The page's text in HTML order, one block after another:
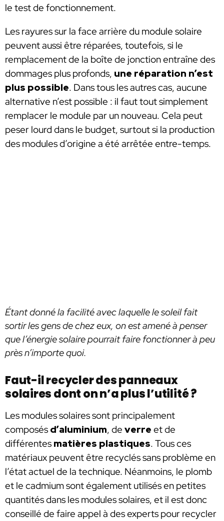
le test de fonctionnement.
Les rayures sur la face arrière du module solaire
peuvent aussi être réparées, toutefois, si le
remplacement de la boîte de jonction entraîne des
dommages plus profonds, une réparation n’est
plus possible. Dans tous les autres cas, aucune
alternative n’est possible : il faut tout simplement
remplacer le module par un nouveau. Cela peut
peser lourd dans le budget, surtout si la production
des modules d’origine a été arrêtée entre-temps.
Étant donné la facilité avec laquelle le soleil fait
sortir les gens de chez eux, on est amené à penser
que l’énergie solaire pourrait faire fonctionner à peu
près n’importe quoi.
Faut-il recycler des panneaux
solaires dont on n’a plus l’utilité ?
Les modules solaires sont principalement
composés d’aluminium, de verre et de
différentes matières plastiques. Tous ces
matériaux peuvent être recyclés sans problème en
l’état actuel de la technique. Néanmoins, le plomb
et le cadmium sont également utilisés en petites
quantités dans les modules solaires, et il est donc
conseillé de faire appel à des experts pour recycler